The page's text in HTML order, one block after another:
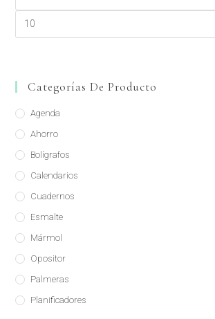
Categorías De Producto
Agenda
Ahorro
Bolígrafos
Calendarios
Cuadernos
Esmalte
Mármol
Opositor
Palmeras
Planificadores